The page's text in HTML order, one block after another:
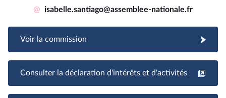
@ isabelle.santiago@assemblee-nationale.fr
Voir la commission
Consulter la déclaration d'intérêts et d'activités